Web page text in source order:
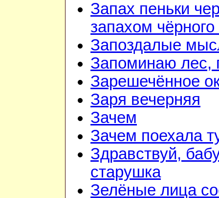
Запах пеньки
запахом
Запоздалые
Запоминаю лес,
Зарешечённое
Заря вечерняя
Зачем
Зачем поехала
Здравствуй,
старушка
Зелёные лица